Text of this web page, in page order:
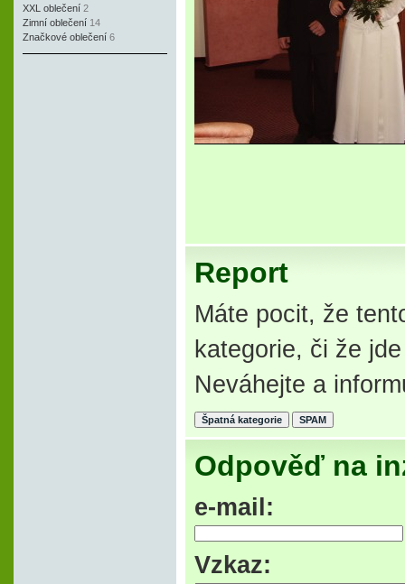
XXL oblečení 2
Zimní oblečení 14
Značkové oblečení 6
Report
Máte pocit, že
kategorie, či že
Neváhejte a
Odpověď na
e-mail:
Vzkaz: